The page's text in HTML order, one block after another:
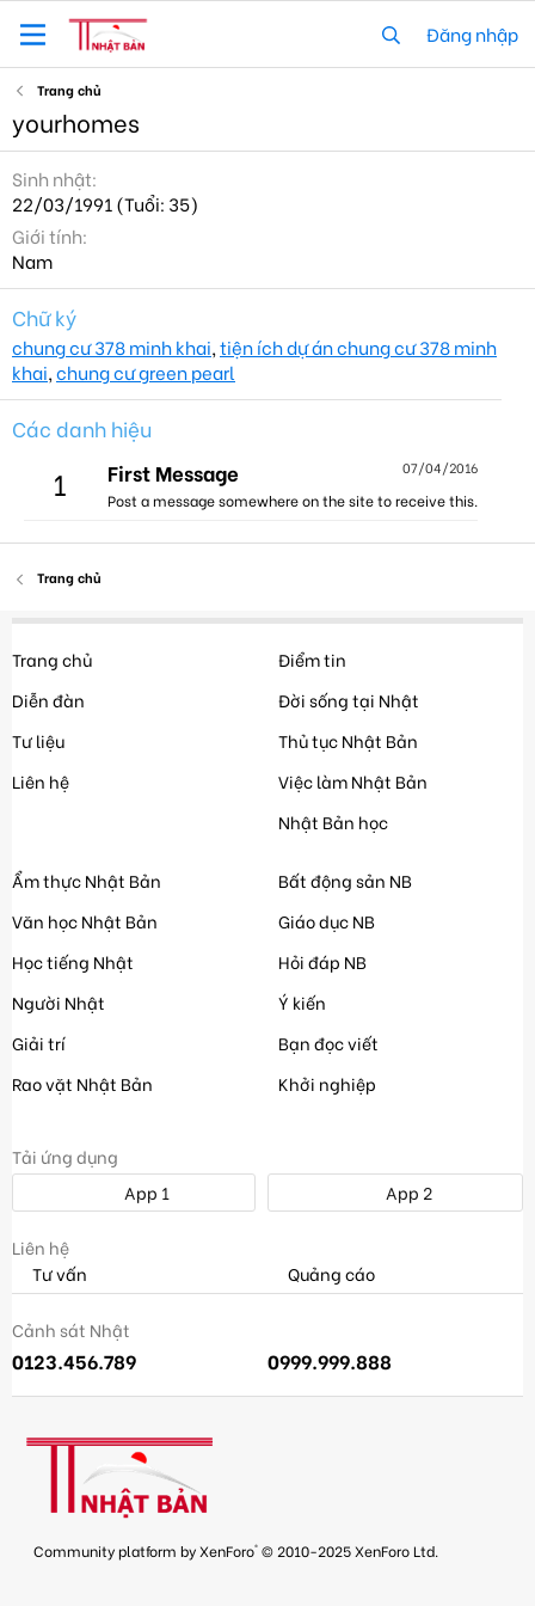
Đăng nhập
Trang chủ
yourhomes
Sinh nhật
22/03/1991 (Tuổi: 35)
Giới tính
Nam
Chữ ký
chung cư 378 minh khai,tiện ích dự án chung cư 378 minh
khai,chung cư green pearl
Các danh hiệu
1 07/04/2016
First Message
Post a message somewhere on the site to receive this.
Trang chủ
Trang chủ
Diễn đàn
Tư liệu
Liên hệ
Điểm tin
Đời sống tại Nhật
Thủ tục Nhật Bản
Việc làm Nhật Bản
Nhật Bản học
Ẩm thực Nhật Bản
Văn học Nhật Bản
Học tiếng Nhật
Người Nhật
Giải trí
Rao vặt Nhật Bản
Bất động sản NB
Giáo dục NB
Hỏi đáp NB
Ý kiến
Bạn đọc viết
Khởi nghiệp
Tải ứng dụng
App 1
App 2
Liên hệ
Tư vấn
Quảng cáo
Cảnh sát Nhật
0123.456.789 0999.999.888
Community platform by XenForo® © 2010-2025 XenForo Ltd.